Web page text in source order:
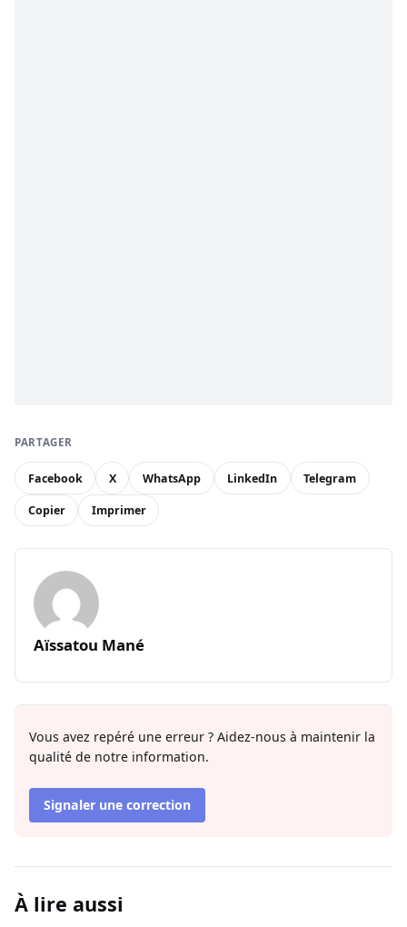
PARTAGER
Facebook X WhatsApp LinkedIn Telegram
Copier Imprimer
Aïssatou Mané
Vous avez repéré une erreur ? Aidez-nous à maintenir la
qualité de notre information.
Signaler une correction
À lire aussi